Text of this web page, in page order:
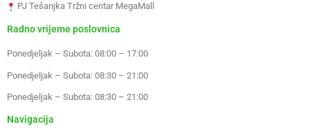
PJ Tešanjka Tržni centar MegaMall
Radno vrijeme poslovnica
Ponedjeljak – Subota: 08:00 – 17:00
Ponedjeljak – Subota: 08:30 – 21:00
Ponedjeljak – Subota: 08:30 – 21:00
Navigacija